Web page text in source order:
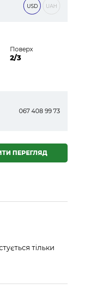
USD UAH
Поверх
2/3
067 408 99 73
ПЕРЕГЛЯД
тільки